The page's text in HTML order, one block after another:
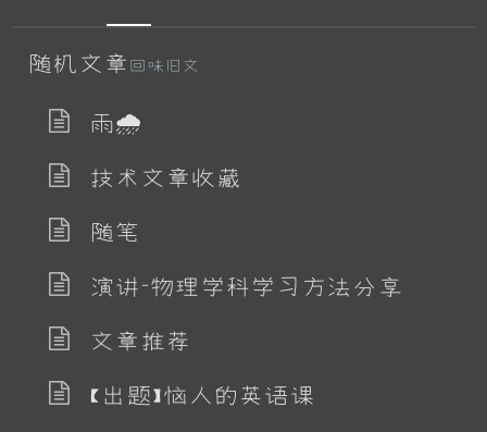
随机文章 回味旧文
雨🌧
技术文章收藏
随笔
演讲-物理学科学习方法分享
文章推荐
【出题】恼人的英语课